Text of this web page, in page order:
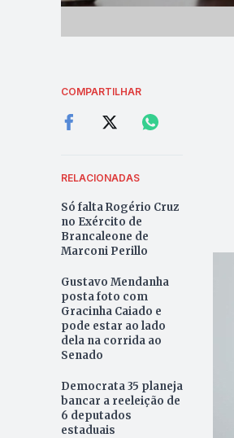
COMPARTILHAR
RELACIONADAS
Só falta Rogério Cruz
no Exército de
Brancaleone de
Marconi Perillo
Gustavo Mendanha
posta foto com
Gracinha Caiado e
pode estar ao lado
dela na corrida ao
Senado
Democrata 35 planeja
bancar a reeleição de
6 deputados
estaduais